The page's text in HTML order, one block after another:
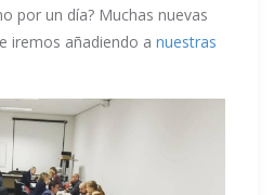
por un día? Muchas nuevas
iremos añadiendo a nuestras